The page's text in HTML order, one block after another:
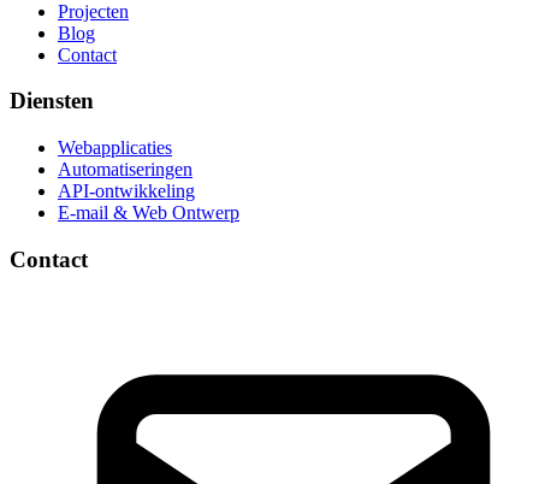
Projecten
Blog
Contact
Diensten
Webapplicaties
Automatiseringen
API-ontwikkeling
E-mail & Web Ontwerp
Contact